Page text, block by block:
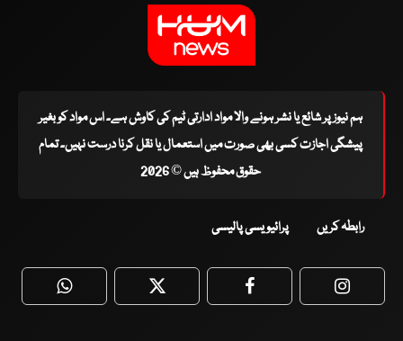
ہم نیوز پر شائع یا نشر ہونے والا مواد ادارتی ٹیم کی کاوش ہے۔ اس مواد کو بغیر
پیشگی اجازت کسی بھی صورت میں استعمال یا نقل کرنا درست نہیں۔ تمام
حقوق محفوظ ہیں © 2026
رابطہ کریں پرائیویسی پالیسی
WhatsApp Twitter Facebook